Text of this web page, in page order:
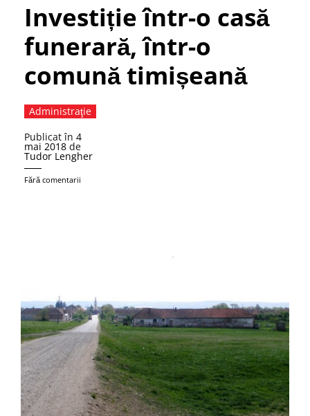
Investiție într-o casă
funerară, într-o
comună timișeană
Administraţie
Publicat în 4
mai 2018 de
Tudor Lengher
Fără comentarii